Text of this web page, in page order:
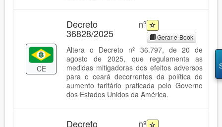
CE
Decreto nº
36828/2025 Gerar e-Book
Altera o Decreto nº 36.797, de 20 de
agosto de 2025, que regulamenta as
medidas mitigadoras dos efeitos adversos
para o ceará decorrentes da política de
aumento tarifário praticada pelo Governo
dos Estados Unidos da América.
Decreto nº